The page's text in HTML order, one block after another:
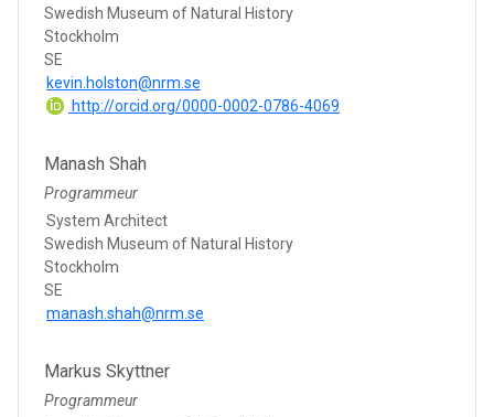
Swedish Museum of Natural History
Stockholm
SE
kevin.holston@nrm.se
http://orcid.org/0000-0002-0786-4069
Manash Shah
Programmeur
System Architect
Swedish Museum of Natural History
Stockholm
SE
manash.shah@nrm.se
Markus Skyttner
Programmeur